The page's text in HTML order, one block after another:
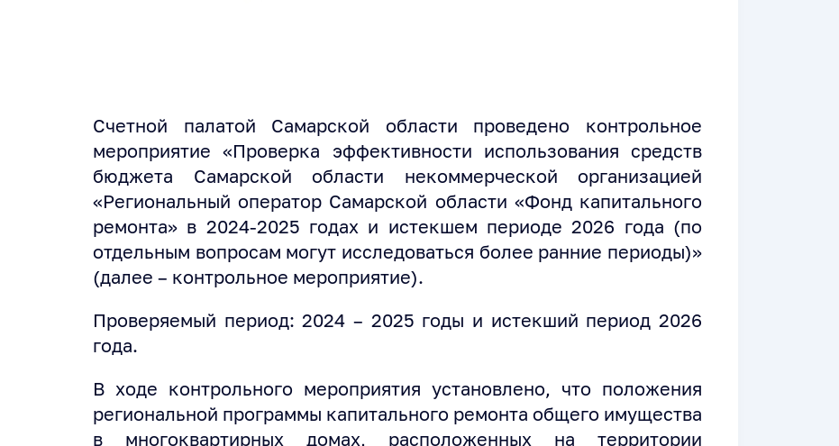
Счетной палатой Самарской области проведено контрольное
мероприятие «Проверка эффективности использования средств
бюджета Самарской области некоммерческой организацией
«Региональный оператор Самарской области «Фонд капитального
ремонта» в 2024-2025 годах и истекшем периоде 2026 года (по
отдельным вопросам могут исследоваться более ранние периоды)»
(далее – контрольное мероприятие).
Проверяемый период: 2024 – 2025 годы и истекший период 2026
года.
В ходе контрольного мероприятия установлено, что положения
региональной программы капитального ремонта общего имущества
в многоквартирных домах, расположенных на территории